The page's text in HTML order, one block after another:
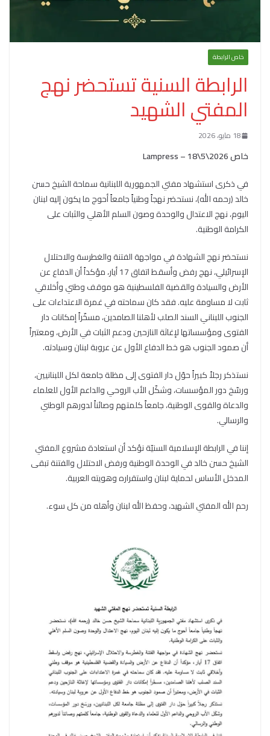
خاص الرابطة
الرابطة السنية تستحضر نهج
المفتي الشهيد
18 مايو، 2026
خاص Lampress–18\5\2026
في ذكرى استشهاد مفتي الجمهورية اللبنانية سماحة الشيخ حسن
خالد (رحمه الله)، نستحضر نهجاً وطنياً جامعاً أحوج ما يكون إليه لبنان
اليوم، نهج الاعتدال والوحدة وصون السلم الأهلي والثبات على
الكرامة الوطنية.
نستحضر نهج الشهادة في مواجهة الفتنة والغطرسة والاحتلال
الإسرائيلي، نهج رفض وأسقط اتفاق 17 أيار، مؤكداً أن الدفاع عن
الأرض والسيادة والقضية الفلسطينية هو موقف وطني وأخلاقي
ثابت لا مساومة عليه. فقد كان سماحته في غمرة الاعتداءات على
الجنوب اللبناني السند الصلب لأهلنا الصامدين، مسخّراً إمكانات دار
الفتوى ومؤسساتها لإغاثة النازحين ودعم الثبات في الأرض، ومعتبراً
أن صمود الجنوب هو خط الدفاع الأول عن عروبة لبنان وسيادته.
نستذكر رجلاً كبيراً حوّل دار الفتوى إلى مظلة جامعة لكل اللبنانيين،
ورسّخ دور المؤسسات، وشكّل الأب الروحي والداعم الأول للعلماء
والدعاة والقوى الوطنية، جامعاً كلمتهم وصائناً لدورهم الوطني
والرسالي.
إننا في الرابطة الإسلامية السنيّة نؤكد أن استعادة مشروع المفتي
الشيخ حسن خالد في الوحدة الوطنية ورفض الاحتلال والفتنة تبقى
المدخل الأساس لحماية لبنان واستقراره وهويته العربية.
رحم الله المفتي الشهيد، وحفظ الله لبنان وأهله من كل سوء.